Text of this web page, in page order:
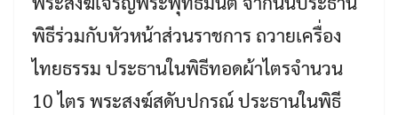
พิธีร่วมกับหัวหน้าส่วนราชการ ถวายเครื่อง
ไทยธรรม ประธานในพิธีทอดผ้าไตรจำนวน
10 ไตร พระสงฆ์สดับปกรณ์ ประธานในพิธี